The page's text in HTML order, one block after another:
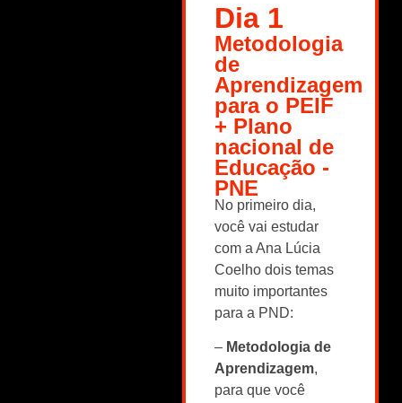
Dia 1
Metodologia
de
Aprendizagem
para o PEIF
+ Plano
nacional de
Educação -
PNE
No primeiro dia,
você vai estudar
com a Ana Lúcia
Coelho dois temas
muito importantes
para a PND:
– Metodologia de
Aprendizagem,
para que você